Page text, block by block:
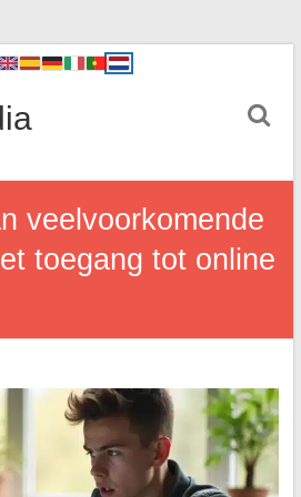
veelvoorkomende
toegang tot online